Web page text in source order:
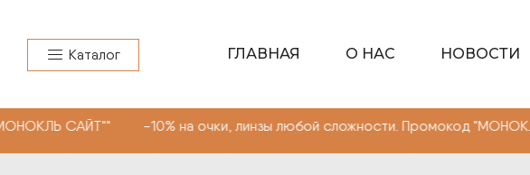
Каталог ГЛАВНАЯ О НАС НОВОСТИ
на очки, линзы любой сложности. Промокод "МОНОКЛЬ